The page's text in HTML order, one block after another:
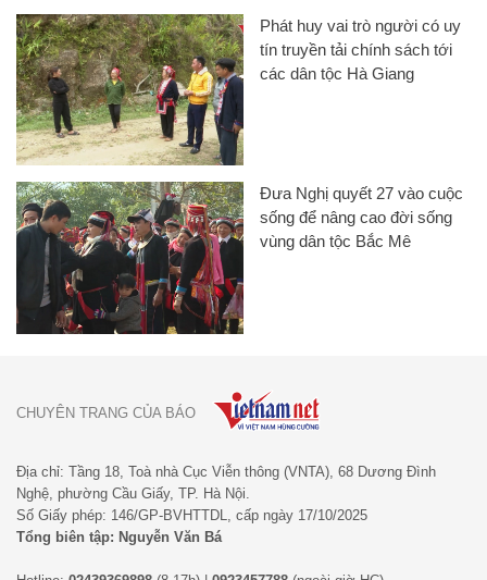
Phát huy vai trò người có uy
tín truyền tải chính sách tới
các dân tộc Hà Giang
Đưa Nghị quyết 27 vào cuộc
sống để nâng cao đời sống
vùng dân tộc Bắc Mê
Địa chỉ: Tầng 18, Toà nhà Cục Viễn thông (VNTA), 68 Dương Đình
Nghệ, phường Cầu Giấy, TP. Hà Nội.
Số Giấy phép: 146/GP-BVHTTDL, cấp ngày 17/10/2025
Tổng biên tập: Nguyễn Văn Bá
CHUYÊN TRANG CỦA BÁO